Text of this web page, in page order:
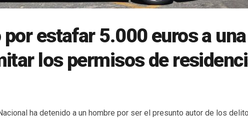
por estafar 5.000 euros a
los permisos de
ha detenido a un hombre por ser el presunto autor de los